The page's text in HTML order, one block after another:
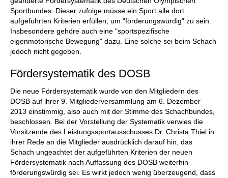
Sportbundes. Dieser zufolge müsse ein Sport alle dort
aufgeführten Kriterien erfüllen, um "förderungswürdig" zu sein.
Insbesondere gehöre auch eine "sportspezifische
eigenmotorische Bewegung" dazu. Eine solche sei beim Schach
jedoch nicht gegeben.
Fördersystematik des DOSB
Die neue Fördersystematik wurde von den Mitgliedern des
DOSB auf ihrer 9. Mitgliederversammlung am 6. Dezember
2013 einstimmig, also auch mit der Stimme des Schachbundes,
beschlossen. Bei der Vorstellung der Systematik verwies die
Vorsitzende des Leistungssportausschusses Dr. Christa Thiel in
ihrer Rede an die Mitglieder ausdrücklich darauf hin, das
Schach ungeachtet der aufgeführten Kriterien der neuen
Fördersystematik nach Auffassung des DOSB weiterhin
förderungswürdig sei. Es wirkt jedoch wenig überzeugend, dass